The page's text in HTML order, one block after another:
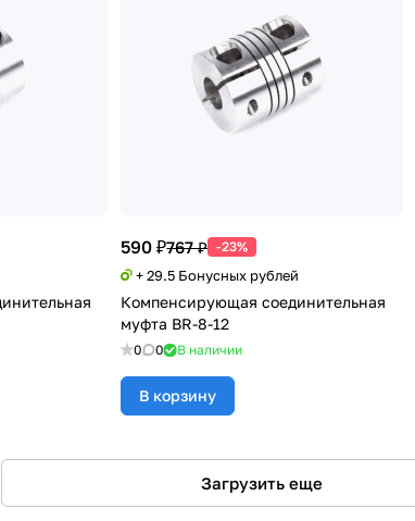
590 ₽767 ₽ -23%
+ 29.5 Бонусных рублей
Компенсирующая соединительная
муфта BR-8-12
0 0 В наличии
В корзину
Загрузить еще